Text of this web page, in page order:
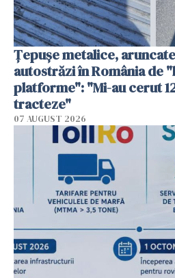
Țepușe metalice,
autostrăzi în România de
platforme": "Mi-au cerut
tracteze"
07 AUGUST 2026